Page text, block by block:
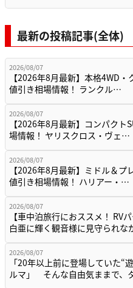
最新の投稿記事(全体)
2026/08/07
【2026年8月最新】本格4WD・
値引き相場情報！ ランクル…
2026/08/07
【2026年8月最新】コンパクト
場情報！ ヤリスクロス・ヴェ…
2026/08/07
【2026年8月最新】ミドル＆プ
値引き相場情報！ ハリアー・…
2026/08/07
【車中泊旅行におススメ！ RV
白亜に輝く観音様に見守られ
2026/08/07
「20年以上前に登場していた“
ルマ」 そんな自由気ままで、